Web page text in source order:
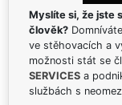
Myslíte si, že jste
člověk?
ve stěhovacích a
možnosti stát se
SERVICES a
službách s